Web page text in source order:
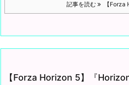
記事を読む 【Forza
【Forza Horizon 5】『